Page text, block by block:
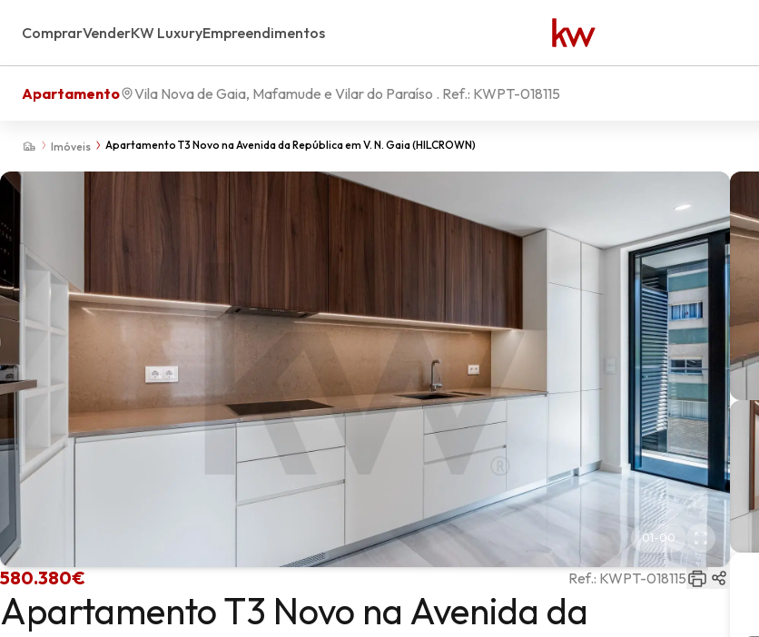
ComprarVenderKW LuxuryEmpreendimentos
Imóveis Apartamento T3 Novo na Avenida da República em V. N. Gaia (HILCROWN)
Apartamento Vila Nova de Gaia, Mafamude e Vilar do Paraíso . Ref.: KWPT-018115
01-00
580.380€ Ref.: KWPT-018115
Apartamento T3 Novo na Avenida da